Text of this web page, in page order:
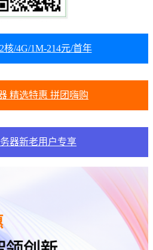
核/4G/1M-214元/首年
精选特惠 拼团嗨购
器新老用户专享